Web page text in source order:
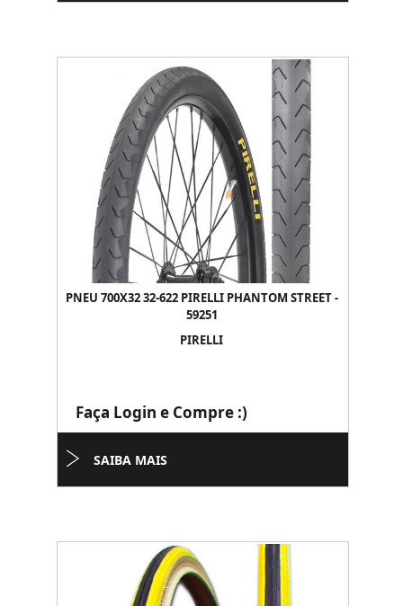
PNEU 700X32 32-622 PIRELLI PHANTOM STREET -
59251
PIRELLI
Faça Login e Compre :)
SAIBA MAIS